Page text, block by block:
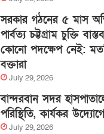
সরকার গঠনের ৫ মাস
পার্বত্য চট্টগ্রাম চুক্তি
কোনো পদক্ষেপ নেই:
বক্তারা
July 29, 2026
বান্দরবান সদর
পরিস্থিতি, কার্যকর
July 29, 2026